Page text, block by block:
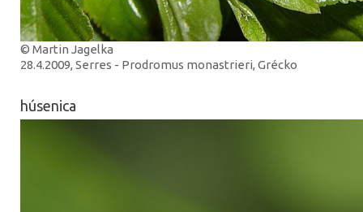
© Martin Jagelka
28.4.2009, Serres - Prodromus monastrieri, Grécko
húsenica